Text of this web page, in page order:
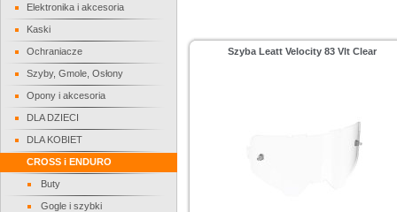
Elektronika i akcesoria
Kaski
Ochraniacze
Szyby, Gmole, Osłony
Opony i akcesoria
DLA DZIECI
DLA KOBIET
CROSS i ENDURO
Buty
Gogle i szybki
Szyba Leatt Velocity 83 Vlt Clear